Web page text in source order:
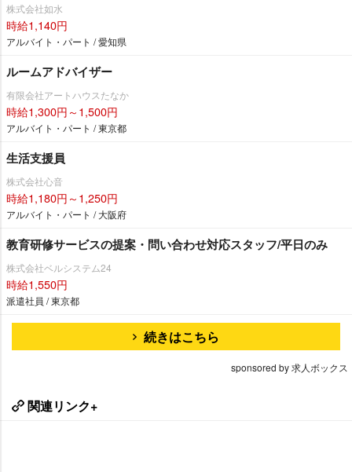
株式会社如水
時給1,140円
アルバイト・パート / 愛知県
ルームアドバイザー
有限会社アートハウスたなか
時給1,300円～1,500円
アルバイト・パート / 東京都
生活支援員
株式会社心音
時給1,180円～1,250円
アルバイト・パート / 大阪府
教育研修サービスの提案・問い合わせ対応スタッフ/平日のみ
株式会社ベルシステム24
時給1,550円
派遣社員 / 東京都
続きはこちら
sponsored by 求人ボックス
関連リンク+